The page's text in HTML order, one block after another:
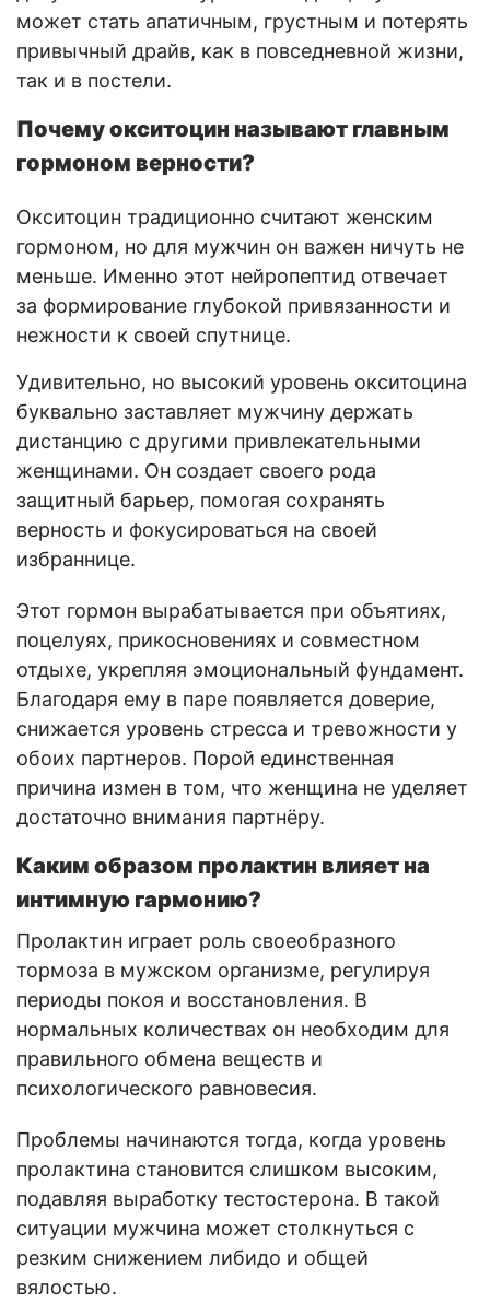
может стать апатичным, грустным и потерять
привычный драйв, как в повседневной жизни,
так и в постели.
Почему окситоцин называют главным
гормоном верности?
Окситоцин традиционно считают женским
гормоном, но для мужчин он важен ничуть не
меньше. Именно этот нейропептид отвечает
за формирование глубокой привязанности и
нежности к своей спутнице.
Удивительно, но высокий уровень окситоцина
буквально заставляет мужчину держать
дистанцию с другими привлекательными
женщинами. Он создает своего рода
защитный барьер, помогая сохранять
верность и фокусироваться на своей
избраннице.
Этот гормон вырабатывается при объятиях,
поцелуях, прикосновениях и совместном
отдыхе, укрепляя эмоциональный фундамент.
Благодаря ему в паре появляется доверие,
снижается уровень стресса и тревожности у
обоих партнеров. Порой единственная
причина измен в том, что женщина не уделяет
достаточно внимания партнёру.
Каким образом пролактин влияет на
интимную гармонию?
Пролактин играет роль своеобразного
тормоза в мужском организме, регулируя
периоды покоя и восстановления. В
нормальных количествах он необходим для
правильного обмена веществ и
психологического равновесия.
Проблемы начинаются тогда, когда уровень
пролактина становится слишком высоким,
подавляя выработку тестостерона. В такой
ситуации мужчина может столкнуться с
резким снижением либидо и общей
вялостью.